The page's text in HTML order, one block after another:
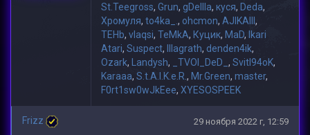
St.Teegross, Grun, gDeIIIa, куся, Deda,
Хромуля, to4ka_., ohcmon, AJIKAIII ,
TEHb, vlaqsi, TeMkA, Куцик, MaD, Ikari
Atari, Suspect, lllagrath, denden4ik,
Ozark, Landysh, _TVOI_DeD_ , Svitl94oK,
Karaaa, S.t.A.l.K.e.R., Mr.Green, master,
F0rt1sw0wJkEee, XYESOSPEEK
Frizz 29 ноября 2022 г, 12:59